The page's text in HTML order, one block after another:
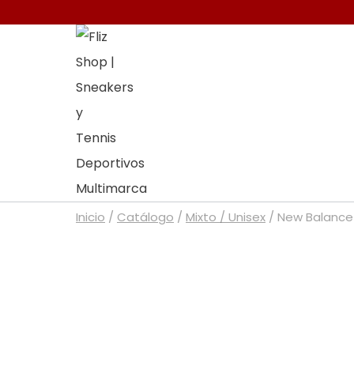
Inicio / Catálogo / Mixto / Unisex / New